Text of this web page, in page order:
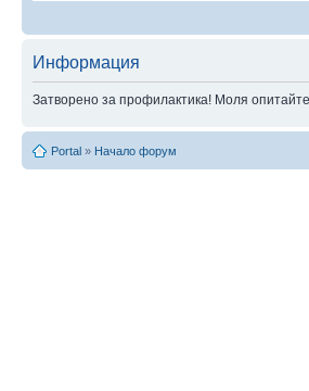
Информация
Затворено за профилактика! Моля
Portal » Начало форум